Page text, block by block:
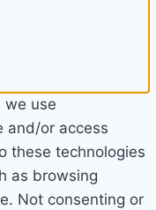
we use
and/or access
these technologies
as browsing
Not consenting or